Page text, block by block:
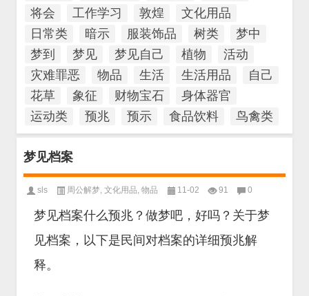
将会
工作学习 敦煌
文化用品
日常类
暗示 服装饰品 树类
梦中
梦到
梦见 梦见自己 植物
活动
灾难罪恶
物品 生活 生活用品
自己
花草
象征 财物宝石
身体器官
运动类
预兆 预示 食品饮料 鸟禽类
梦见档案
sls 周公解梦, 文化用品, 物品 11-02 91 0
梦见档案什么预兆？做梦吧，好吗？关于梦
见档案，以下是民间对档案的详细预兆解
释。